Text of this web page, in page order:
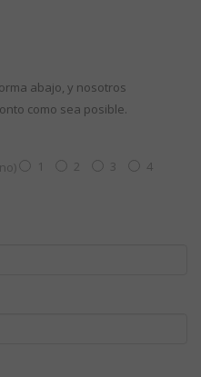
abajo, y nosotros
como sea posible.
1 2 3
4